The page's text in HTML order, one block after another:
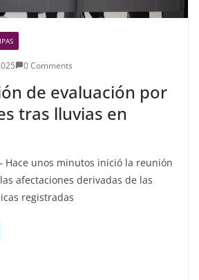
0 Comments
de evaluación por
tras lluvias en
Hace unos minutos inició la reunión
afectaciones derivadas de las
registradas